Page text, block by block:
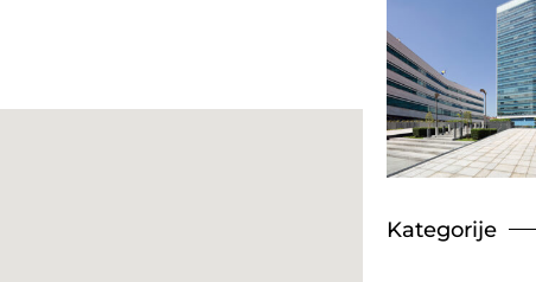
Kategorije